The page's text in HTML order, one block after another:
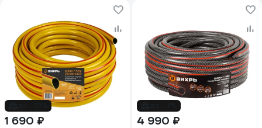
1 690 ₽ 4 990 ₽